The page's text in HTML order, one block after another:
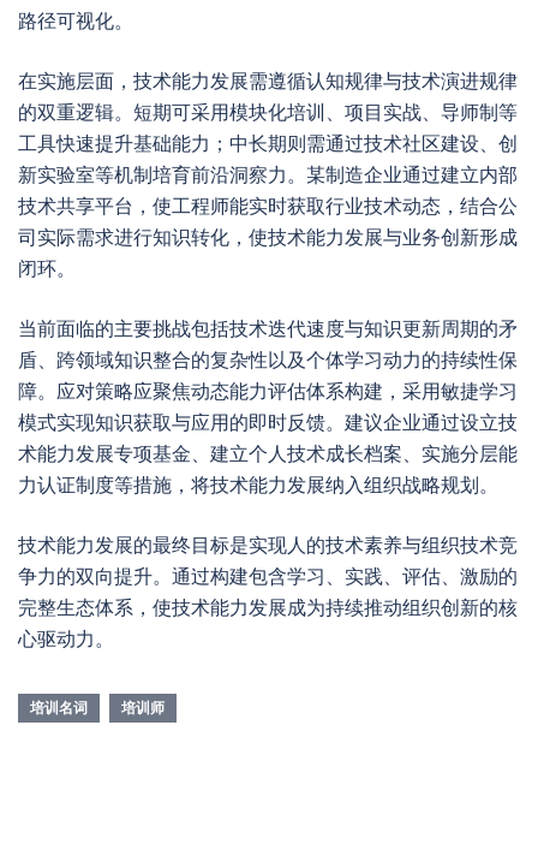
路径可视化。
在实施层面，技术能力发展需遵循认知规律与技术演进规律
的双重逻辑。短期可采用模块化培训、项目实战、导师制等
工具快速提升基础能力；中长期则需通过技术社区建设、创
新实验室等机制培育前沿洞察力。某制造企业通过建立内部
技术共享平台，使工程师能实时获取行业技术动态，结合公
司实际需求进行知识转化，使技术能力发展与业务创新形成
闭环。
当前面临的主要挑战包括技术迭代速度与知识更新周期的矛
盾、跨领域知识整合的复杂性以及个体学习动力的持续性保
障。应对策略应聚焦动态能力评估体系构建，采用敏捷学习
模式实现知识获取与应用的即时反馈。建议企业通过设立技
术能力发展专项基金、建立个人技术成长档案、实施分层能
力认证制度等措施，将技术能力发展纳入组织战略规划。
技术能力发展的最终目标是实现人的技术素养与组织技术竞
争力的双向提升。通过构建包含学习、实践、评估、激励的
完整生态体系，使技术能力发展成为持续推动组织创新的核
心驱动力。
培训名词 培训师